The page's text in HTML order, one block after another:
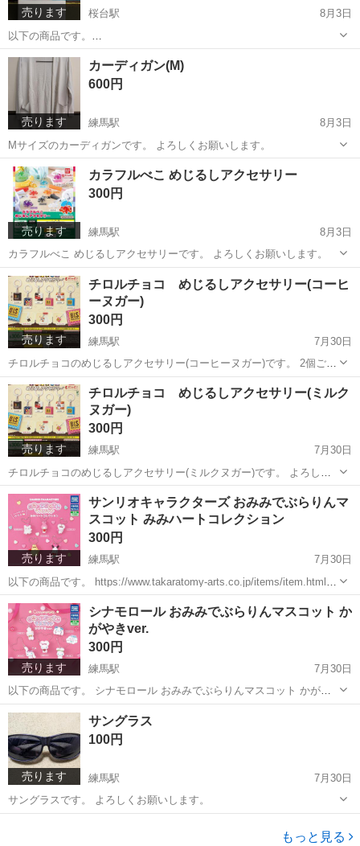
売ります 桜台駅
8月3日
以下の商品です。
https://www.amazon.co.jp/%E3%83%AA%E3%83%AA%E3%83%BC
%E3%83%95-
%E3%83%91%E3%83%B3%E3%83%84%E3%82%BF%E3%8...
東京 練馬区 桜台駅
売ります
カーディガン(M)
600円
練馬駅
8月3日
Mサイズのカーディガンです。 よろしくお願いします。
東京 練馬区 カーディガン
よろしくお願いします
売ります
カラフルべこ めじるしアクセサリー
300円
練馬駅
8月3日
カラフルべこ めじるしアクセサリーです。 よろしくお願いします。
東京 練馬区 その他 よろしくお願いします
売ります
チロルチョコ めじるしアクセサリー(コーヒ
ーヌガー)
300円
練馬駅
7月30日
チロルチョコのめじるしアクセサリー(コーヒーヌガー)です。 2個ござ
いますので、欲しい方はコメントにてお教えください。 1個300円で
す。 よろしくお願いします。
東京 練馬区 その他 チロルチョコ
売ります
チロルチョコ めじるしアクセサリー(ミルク
ヌガー)
300円
練馬駅
7月30日
チロルチョコのめじるしアクセサリー(ミルクヌガー)です。 よろしく
お願いします。
東京 練馬区 練馬駅 その他 チロルチョコ
売ります
サンリオキャラクターズ おみみでぶらりんマ
スコット みみハートコレクション
300円
練馬駅
7月30日
以下の商品です。 https://www.takaratomy-arts.co.jp/items/item.html?
n=Y903069 よろしくお願いします。
東京 練馬区 練馬駅 その他
売ります
シナモロール おみみでぶらりんマスコット か
がやきver.
300円
練馬駅
7月30日
以下の商品です。 シナモロール おみみでぶらりんマスコット かがや
きver.｜商品情報｜タカラトミーアーツ
東京 練馬区 練馬駅
売ります
サングラス
100円
練馬駅
7月30日
サングラスです。 よろしくお願いします。
もっと見る